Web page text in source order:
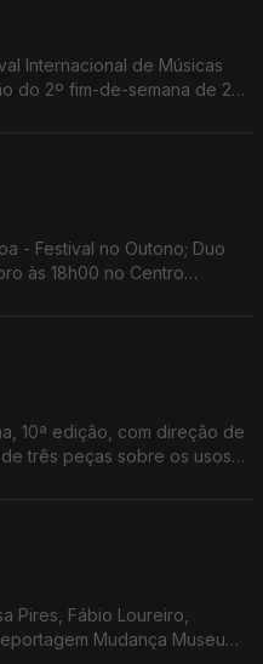
Internacional de Músicas
do 2º fim-de-semana de 27
- Festival no Outono; Duo
às 18h00 no Centro
10ª edição, com direção de
três peças sobre os usos
Pires, Fábio Loureiro,